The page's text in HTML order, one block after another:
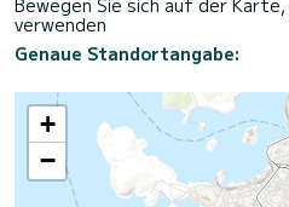
verwenden
Genaue Standortangabe:
+
−